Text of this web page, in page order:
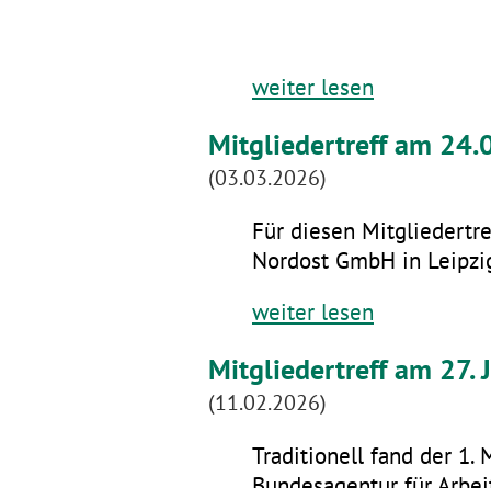
weiter lesen
Mitgliedertreff am
(03.03.2026)
Für diesen
Nordost GmbH in
weiter lesen
Mitgliedertreff am 27.
(11.02.2026)
Traditionell fand der 1.